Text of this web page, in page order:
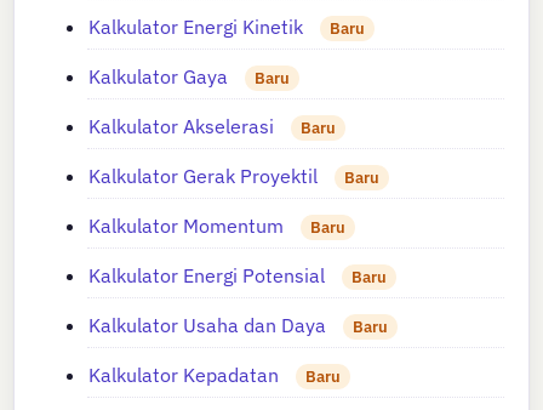
Kalkulator Energi Kinetik Baru
Kalkulator Gaya Baru
Kalkulator Akselerasi Baru
Kalkulator Gerak Proyektil Baru
Kalkulator Momentum Baru
Kalkulator Energi Potensial Baru
Kalkulator Usaha dan Daya Baru
Kalkulator Kepadatan Baru